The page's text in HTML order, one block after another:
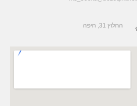
החלוץ 31, חיפה